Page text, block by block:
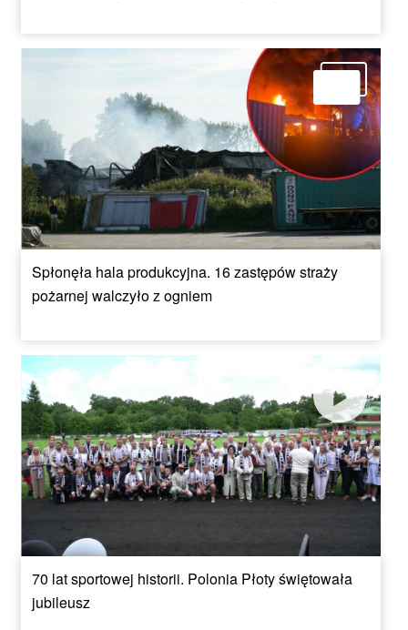
Spłonęła hala produkcyjna. 16 zastępów straży
pożarnej walczyło z ogniem
70 lat sportowej historii. Polonia Płoty świętowała
jubileusz